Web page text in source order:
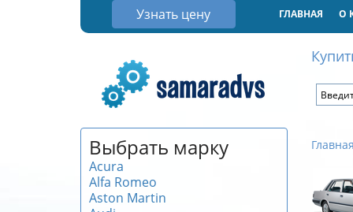
Узнать цену ГЛАВНАЯ О
Выбрать марку
Acura
Alfa Romeo
Aston Martin